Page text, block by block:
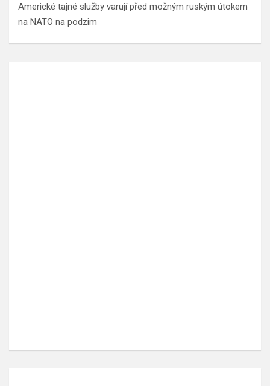
Americké tajné služby varují před možným ruským útokem
na NATO na podzim